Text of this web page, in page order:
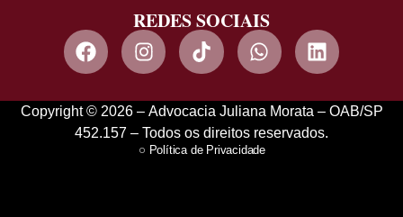
REDES SOCIAIS
Copyright © 2026 – Advocacia Juliana Morata – OAB/SP
452.157 – Todos os direitos reservados.
Política de Privacidade